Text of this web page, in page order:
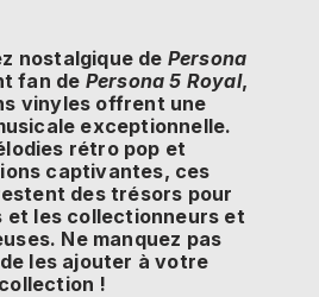
nostalgique de Persona
fan de Persona 5 Royal,
vinyles offrent une
exceptionnelle.
rétro pop et
captivantes, ces
des trésors pour
et les collectionneurs et
Ne manquez pas
les ajouter à votre
collection !